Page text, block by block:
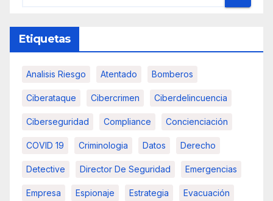
Etiquetas
Analisis Riesgo Atentado Bomberos
Ciberataque Cibercrimen Ciberdelincuencia
Ciberseguridad Compliance Concienciación
COVID 19 Criminologia Datos Derecho
Detective Director De Seguridad Emergencias
Empresa Espionaje Estrategia Evacuación